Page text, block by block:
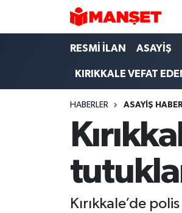
RESMİ İLAN ASAYİŞ
KIRIKKALE VEFAT
HABERLER ASAYİŞ
Kırıkkale’de
Hava Durumu
Trafik Durumu
Süper Lig Puan Durumu ve
Tüm Manşetler
Son Dakika Haberleri
Haber Arşivi